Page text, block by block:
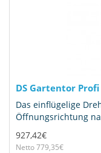
DS Gartentor
Das einflügelige
Öffnungsrichtung
927,42€
Netto 779,35€